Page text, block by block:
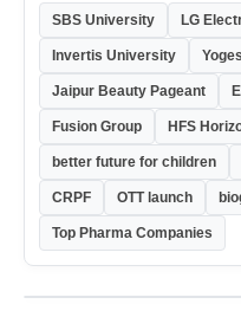
SBS University LG
Invertis University
Jaipur Beauty Pageant
Fusion Group HFS
better future for children
CRPF OTT launch
Top Pharma Companies